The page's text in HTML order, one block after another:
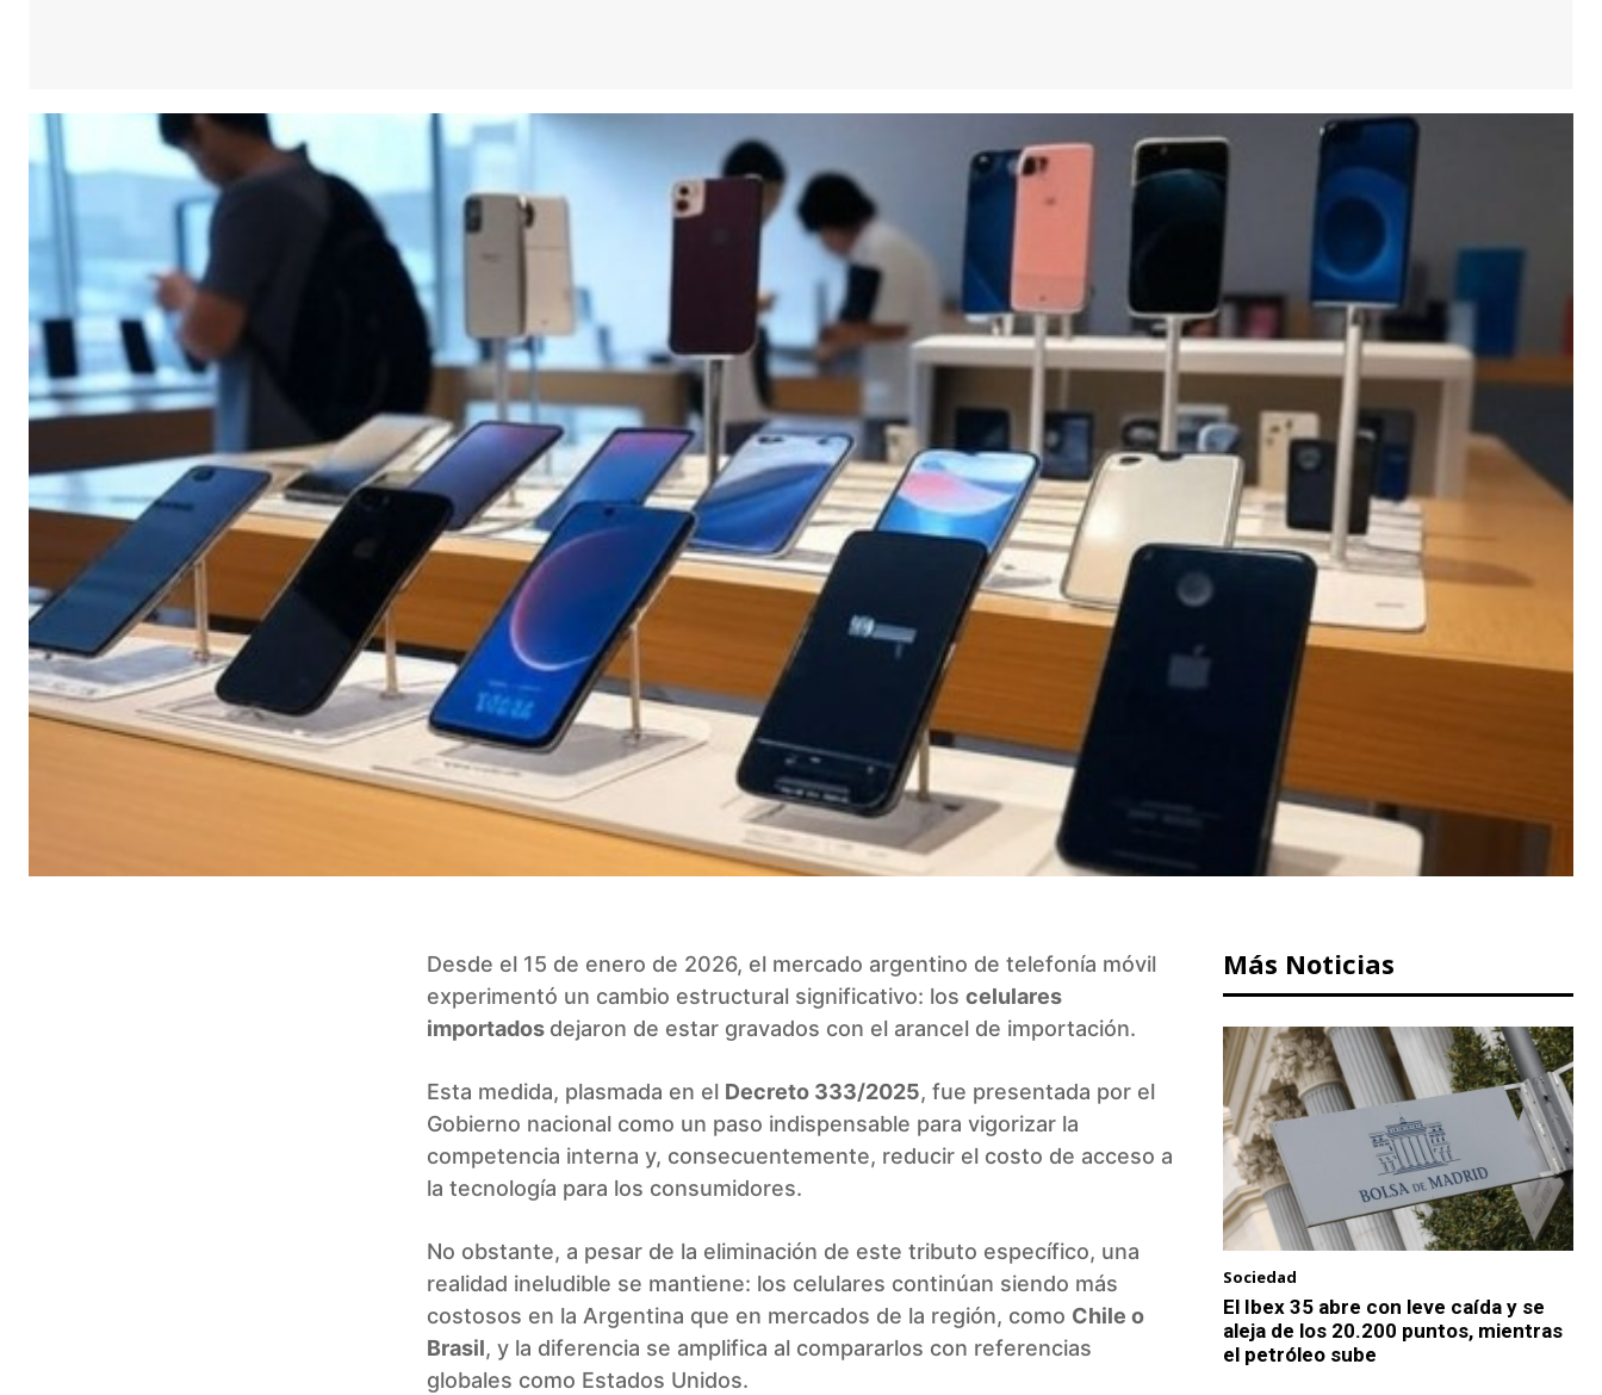
Desde el 15 de enero de 2026, el mercado argentino de telefonía móvil
experimentó un cambio estructural significativo: los celulares
importados dejaron de estar gravados con el arancel de importación.
Esta medida, plasmada en el Decreto 333/2025, fue presentada por el
Gobierno nacional como un paso indispensable para vigorizar la
competencia interna y, consecuentemente, reducir el costo de acceso a
la tecnología para los consumidores.
No obstante, a pesar de la eliminación de este tributo específico, una
realidad ineludible se mantiene: los celulares continúan siendo más
costosos en la Argentina que en mercados de la región, como Chile o
Brasil, y la diferencia se amplifica al compararlos con referencias
globales como Estados Unidos.
Más Noticias
Sociedad
El Ibex 35 abre con leve caída y se
aleja de los 20.200 puntos, mientras
el petróleo sube